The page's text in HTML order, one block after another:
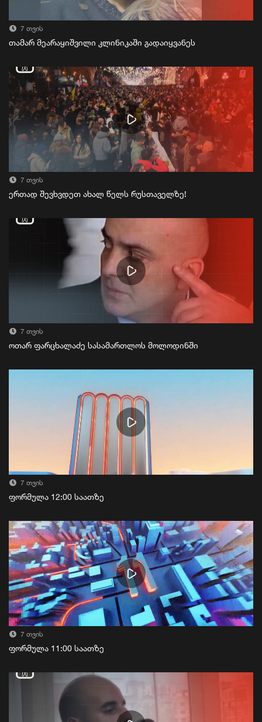
7 თვის
თამარ მეარაყიშვილი კლინიკაში გადაიყვანეს
7 თვის
ერთად შევხვდეთ ახალ წელს რუსთაველზე!
7 თვის
ოთარ ფარცხალაძე სასამართლოს მოლოდინში
7 თვის
ფორმულა 12:00 საათზე
7 თვის
ფორმულა 11:00 საათზე